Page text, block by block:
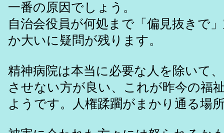
一番の原因でしょう。
自治会役員が何処まで「偏見抜きで
か大いに疑問が残ります。
精神病院は本当に必要な人を除いて
させない方が良い、これが昨今の福
ようです。人権蹂躙がまかり通る場